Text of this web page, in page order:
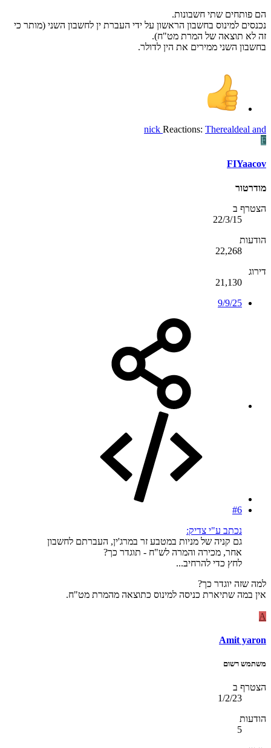
הם פותחים שתי חשבונות.
נכנסים למינוס בחשבון הראשון על ידי העברת ין לחשבון השני (מותר כי
זה לא תוצאה של המרת מט"ח).
בחשבון השני ממירים את הין לדולר.
Reactions: Therealdeal and
nick
F
FIYaacov
מודרטור
הצטרף ב
22/3/15
הודעות
22,268
דירוג
21,130
9/9/25
#6
נכתב ע"י צדיק:
גם קניה של מניות במטבע זר במרג'ין, העברתם לחשבון
אחר, מכירה והמרה לש"ח - תוגדר כך?
לחץ כדי להרחיב...
למה שזה יוגדר כך?
אין במה שתיארת כניסה למינוס כתוצאה מהמרת מט"ח.
A
Amit yaron
משתמש רשום
הצטרף ב
1/2/23
הודעות
5